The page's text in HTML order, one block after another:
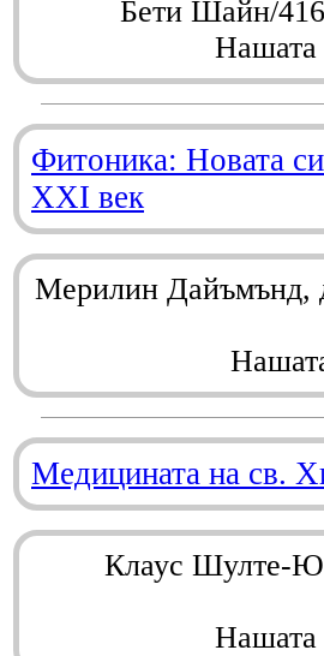
Бети Шайн/
Нашата
Фитоника: Новата
XXI век
Мерилин Дайъмънд,
Медицината на св.
Клаус Шулте-
Нашата